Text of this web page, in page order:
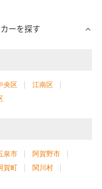
ーを探す
央区
江南区
泉市
阿賀野市
賀町
関川村